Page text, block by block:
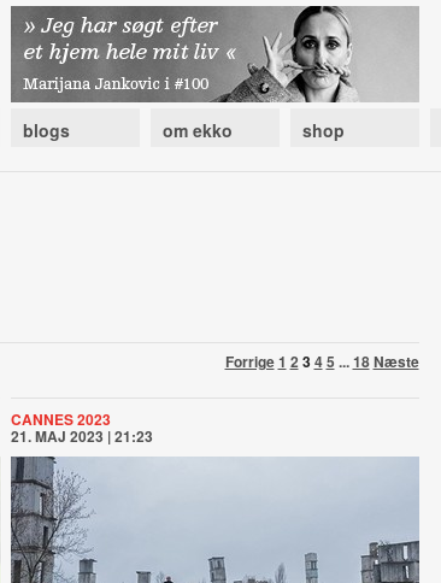
blogs om ekko shop
Forrige1 2 345 ...18Næste
CANNES 2023
21. MAJ 2023 | 21:23